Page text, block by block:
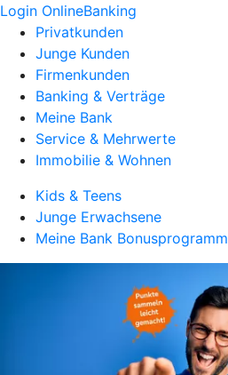
Login OnlineBanking
Privatkunden
Junge Kunden
Firmenkunden
Banking & Verträge
Meine Bank
Service & Mehrwerte
Immobilie & Wohnen
Kids & Teens
Junge Erwachsene
Meine Bank Bonusprogramm